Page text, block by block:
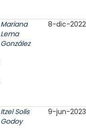
Mariana
Lema
González
8-dic-2022
Itzel Solís
Godoy
9-jun-2023